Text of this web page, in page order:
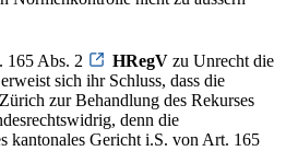
165 Abs. 2 HRegV zu Unrecht die
sich ihr Schluss, dass die
zur Behandlung des Rekurses
denn die
kantonales Gericht i.S. von Art. 165